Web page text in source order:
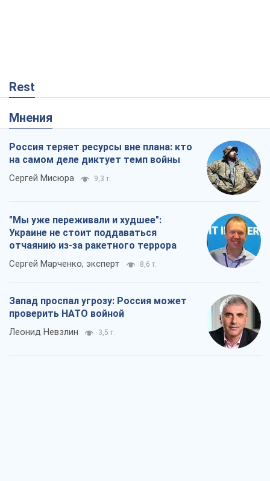
Rest
Мнения
Россия теряет ресурсы вне плана: кто
на самом деле диктует темп войны
Сергей Мисюра 9,3 т.
"Мы уже переживали и худшее":
Украине не стоит поддаваться
отчаянию из-за ракетного террора
Сергей Марченко, эксперт 8,6 т.
Запад проспал угрозу: Россия может
проверить НАТО войной
Леонид Невзлин 3,5 т.